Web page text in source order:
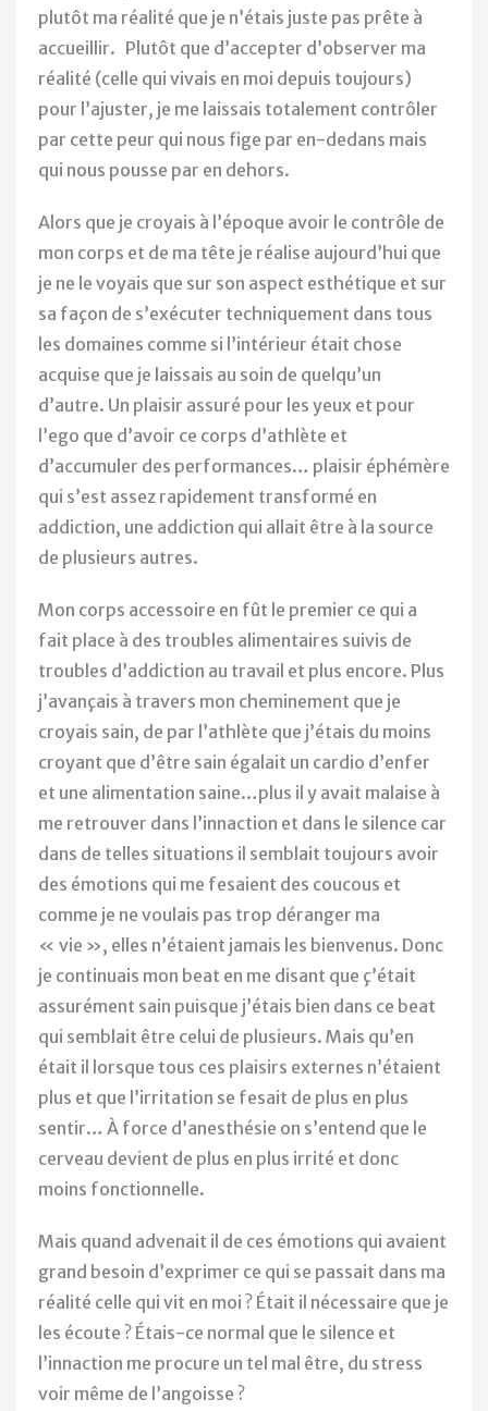
plutôt ma réalité que je n’étais juste pas prête à
accueillir. Plutôt que d’accepter d’observer ma
réalité (celle qui vivais en moi depuis toujours)
pour l’ajuster, je me laissais totalement contrôler
par cette peur qui nous fige par en-dedans mais
qui nous pousse par en dehors.
Alors que je croyais à l’époque avoir le contrôle de
mon corps et de ma tête je réalise aujourd’hui que
je ne le voyais que sur son aspect esthétique et sur
sa façon de s’exécuter techniquement dans tous
les domaines comme si l’intérieur était chose
acquise que je laissais au soin de quelqu’un
d’autre. Un plaisir assuré pour les yeux et pour
l’ego que d’avoir ce corps d’athlète et
d’accumuler des performances… plaisir éphémère
qui s’est assez rapidement transformé en
addiction, une addiction qui allait être à la source
de plusieurs autres.
Mon corps accessoire en fût le premier ce qui a
fait place à des troubles alimentaires suivis de
troubles d’addiction au travail et plus encore. Plus
j’avançais à travers mon cheminement que je
croyais sain, de par l’athlète que j’étais du moins
croyant que d’être sain égalait un cardio d’enfer
et une alimentation saine…plus il y avait malaise à
me retrouver dans l’innaction et dans le silence car
dans de telles situations il semblait toujours avoir
des émotions qui me fesaient des coucous et
comme je ne voulais pas trop déranger ma
« vie », elles n’étaient jamais les bienvenus. Donc
je continuais mon beat en me disant que ç’était
assurément sain puisque j’étais bien dans ce beat
qui semblait être celui de plusieurs. Mais qu’en
était il lorsque tous ces plaisirs externes n’étaient
plus et que l’irritation se fesait de plus en plus
sentir… À force d’anesthésie on s’entend que le
cerveau devient de plus en plus irrité et donc
moins fonctionnelle.
Mais quand advenait il de ces émotions qui avaient
grand besoin d’exprimer ce qui se passait dans ma
réalité celle qui vit en moi ? Était il nécessaire que je
les écoute ? Étais-ce normal que le silence et
l’innaction me procure un tel mal être, du stress
voir même de l’angoisse ?